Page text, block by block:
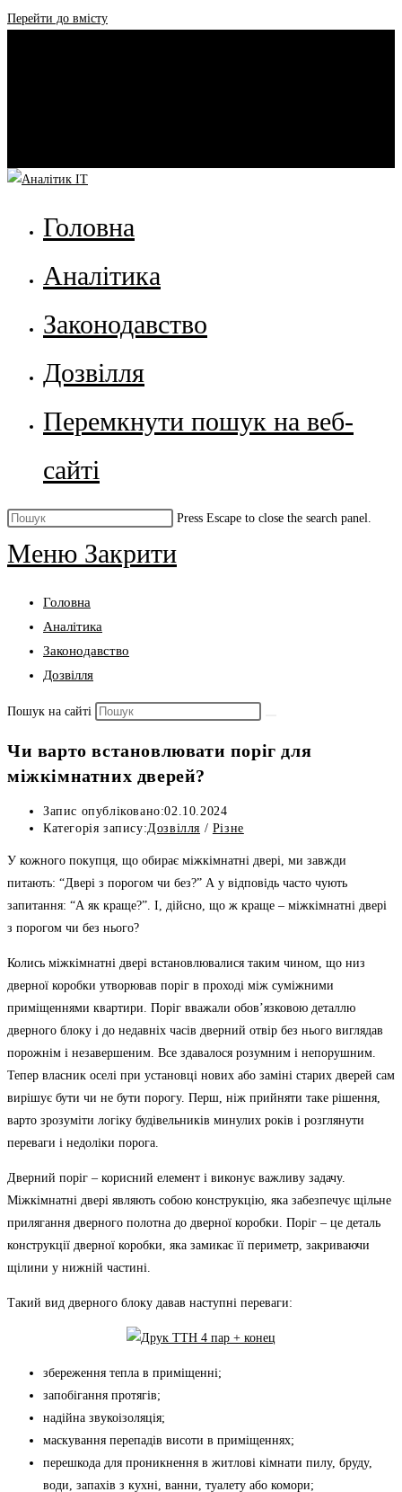
Перейти до вмісту
Головна
Аналітика
Законодавство
Дозвілля
Перемкнути пошук на веб-
сайті
Press Escape to close the search panel.
Меню Закрити
Головна
Аналітика
Законодавство
Дозвілля
Пошук на сайті
Чи варто встановлювати поріг для
міжкімнатних дверей?
Запис опубліковано:02.10.2024
Категорія запису:Дозвілля / Різне
У кожного покупця, що обирає міжкімнатні двері, ми завжди
питають: “Двері з порогом чи без?” А у відповідь часто чують
запитання: “А як краще?”. І, дійсно, що ж краще – міжкімнатні двері
з порогом чи без нього?
Колись міжкімнатні двері встановлювалися таким чином, що низ
дверної коробки утворював поріг в проході між суміжними
приміщеннями квартири. Поріг вважали обов’язковою деталлю
дверного блоку і до недавніх часів дверний отвір без нього виглядав
порожнім і незавершеним. Все здавалося розумним і непорушним.
Тепер власник оселі при установці нових або заміні старих дверей сам
вирішує бути чи не бути порогу. Перш, ніж прийняти таке рішення,
варто зрозуміти логіку будівельників минулих років і розглянути
переваги і недоліки порога.
Дверний поріг – корисний елемент і виконує важливу задачу.
Міжкімнатні двері являють собою конструкцію, яка забезпечує щільне
прилягання дверного полотна до дверної коробки. Поріг – це деталь
конструкції дверної коробки, яка замикає її периметр, закриваючи
щілини у нижній частині.
Такий вид дверного блоку давав наступні переваги:
збереження тепла в приміщенні;
запобігання протягів;
надійна звукоізоляція;
маскування перепадів висоти в приміщеннях;
перешкода для проникнення в житлові кімнати пилу, бруду,
води, запахів з кухні, ванни, туалету або комори;